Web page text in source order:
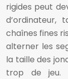
rigides peut
d’ordinateur,
chaînes fines
alterner les
la taille des
trop de jeu.